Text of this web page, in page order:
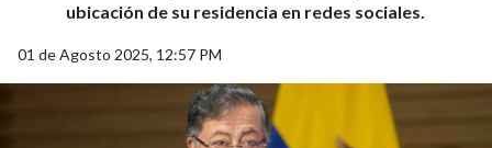
ubicación de su residencia en redes sociales.
01 de Agosto 2025, 12:57 PM